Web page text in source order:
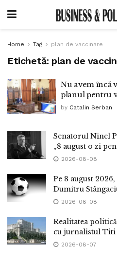
Home Tag plan de vaccinare
Etichetă: plan de
Nu avem încă
planul pentru
by Catalin Serban
Senatorul Ninel
„8 august o zi
2026-08-08
Pe 8 august
Dumitru
2026-08-08
Realitatea
cu jurnalistul Titi
2026-08-07